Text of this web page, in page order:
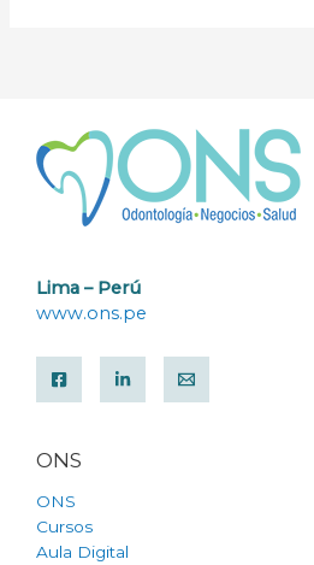
Lima – Perú
www.ons.pe
ONS
ONS
Cursos
Aula Digital